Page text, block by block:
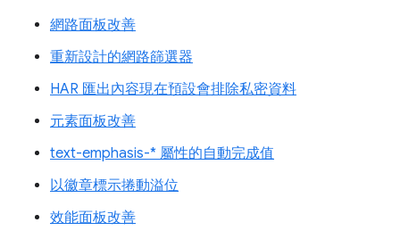
網路面板改善
重新設計的網路篩選器
HAR 匯出內容現在預設會排除私密資料
元素面板改善
text-emphasis-* 屬性的自動完成值
以徽章標示捲動溢位
效能面板改善